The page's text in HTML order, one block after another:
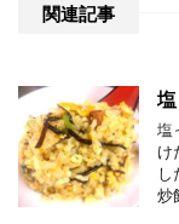
関連記事
塩
け
し
炒